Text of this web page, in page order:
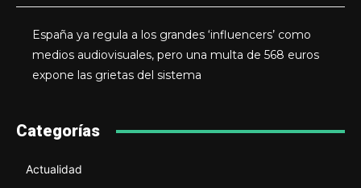
España ya regula a los grandes ‘influencers’ como
medios audiovisuales, pero una multa de 568 euros
expone las grietas del sistema
Categorías
Actualidad